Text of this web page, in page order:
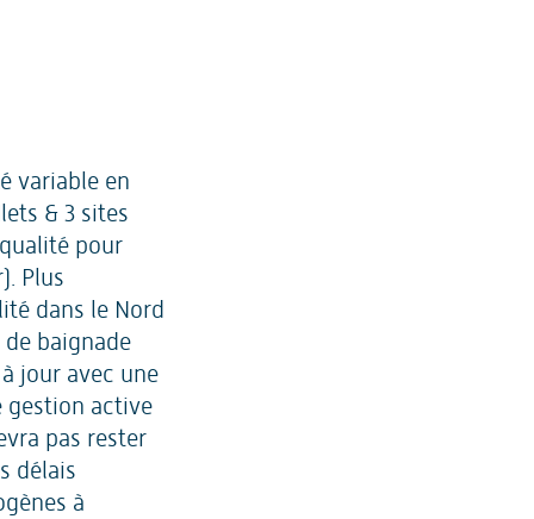
variable en
& 3 sites
pour
Plus
dans le Nord
baignade
jour avec une
gestion active
pas rester
délais
à